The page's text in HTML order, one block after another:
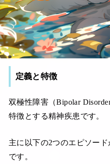
定義と特徴
双極性障害（Bipolar
特徴とする精神疾患です。
主に以下の2つのエピソー
です。